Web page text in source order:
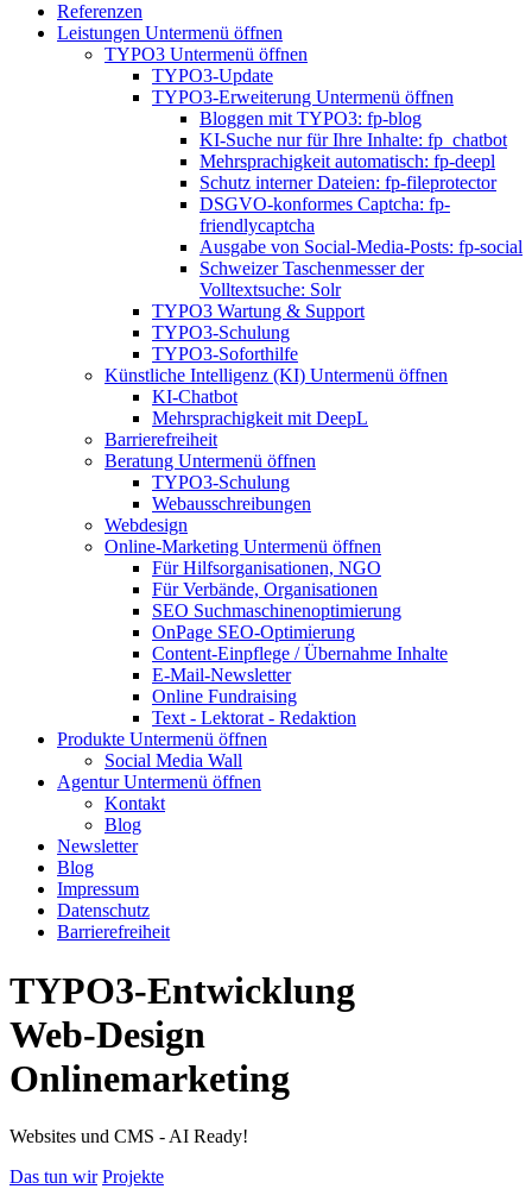
Referenzen
Leistungen Untermenü öffnen
TYPO3 Untermenü öffnen
TYPO3-Update
TYPO3-Erweiterung Untermenü öffnen
Bloggen mit TYPO3: fp-blog
KI-Suche nur für Ihre Inhalte: fp_chatbot
Mehrsprachigkeit automatisch: fp-deepl
Schutz interner Dateien: fp-fileprotector
DSGVO-konformes Captcha: fp-
friendlycaptcha
Ausgabe von Social-Media-Posts: fp-social
Schweizer Taschenmesser der
Volltextsuche: Solr
TYPO3 Wartung & Support
TYPO3-Schulung
TYPO3-Soforthilfe
Künstliche Intelligenz (KI) Untermenü öffnen
KI-Chatbot
Mehrsprachigkeit mit DeepL
Barrierefreiheit
Beratung Untermenü öffnen
TYPO3-Schulung
Webausschreibungen
Webdesign
Online-Marketing Untermenü öffnen
Für Hilfsorganisationen, NGO
Für Verbände, Organisationen
SEO Suchmaschinenoptimierung
OnPage SEO-Optimierung
Content-Einpflege / Übernahme Inhalte
E-Mail-Newsletter
Online Fundraising
Text - Lektorat - Redaktion
Produkte Untermenü öffnen
Social Media Wall
AgenturUntermenü öffnen
Kontakt
Blog
Newsletter
Blog
Impressum
Datenschutz
Barrierefreiheit
TYPO3-Entwicklung
Web-Design
Onlinemarketing
Websites und CMS - AI Ready!
Das tun wir Projekte